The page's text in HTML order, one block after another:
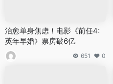
治愈单身焦虑！电影《前任4:
英年早婚》票房破6亿
651 0